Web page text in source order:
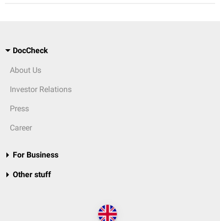
DocCheck
About Us
Investor Relations
Press
Career
For Business
Other stuff